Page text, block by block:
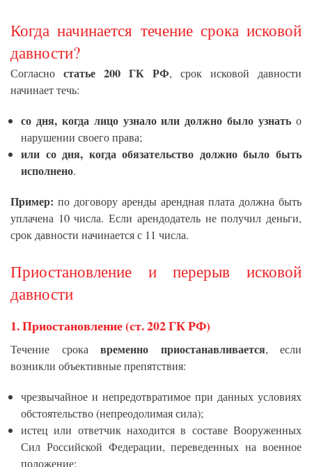
Когда начинается течение срока исковой
давности?
Согласно статье 200 ГК РФ, срок исковой давности
начинает течь:
со дня, когда лицо узнало или должно было узнать о
нарушении своего права;
или со дня, когда обязательство должно было быть
исполнено.
Пример: по договору аренды арендная плата должна быть
уплачена 10 числа. Если арендодатель не получил деньги,
срок давности начинается с 11 числа.
Приостановление и перерыв исковой
давности
1.Приостановление (ст. 202 ГК РФ)
Течение срока временно приостанавливается, если
возникли объективные препятствия:
чрезвычайное и непредотвратимое при данных условиях
обстоятельство (непреодолимая сила);
истец или ответчик находится в составе Вооруженных
Сил Российской Федерации, переведенных на военное
положение;